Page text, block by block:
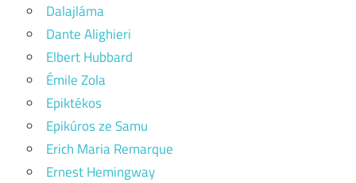
Dalajláma
Dante Alighieri
Elbert Hubbard
Émile Zola
Epiktékos
Epikúros ze Samu
Erich Maria Remarque
Ernest Hemingway